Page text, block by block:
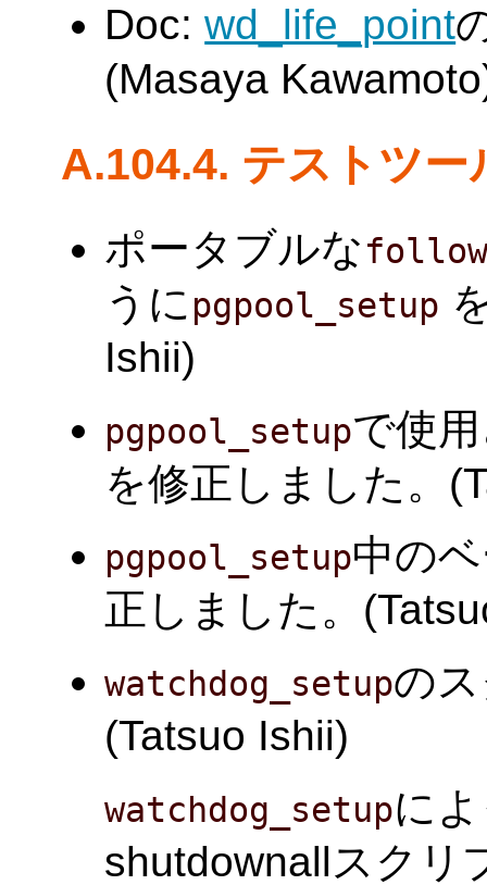
Doc:wd_life_point
(Masaya
A.104.4. テストツー
ポータブルな
うにpgpool_setup
Ishii)
pgpool_setupで使
を修正しました。
pgpool_setup中の
正しました。
watchdog_setupの
(Tatsuo Ishii)
watchdog_setupに
shutdownallスクリ